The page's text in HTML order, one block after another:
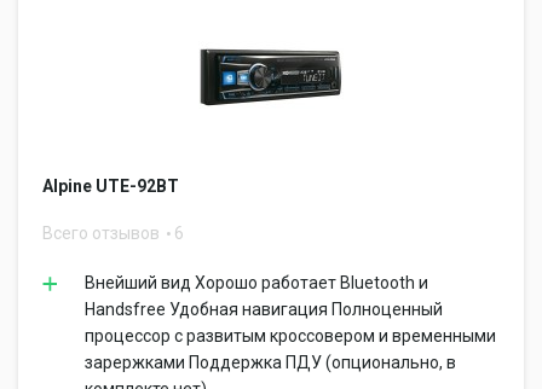
Alpine UTE-92BT
Всего отзывов 6
Внейший вид Хорошо работает Bluetooth и
Handsfree Удобная навигация Полноценный
процессор с развитым кроссовером и временными
зарержками Поддержка ПДУ (опционально, в